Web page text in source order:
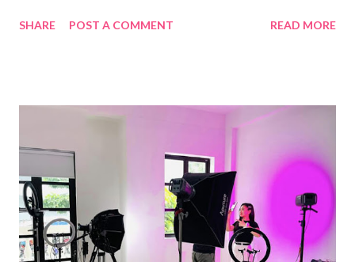
Trong bài viết dưới đây, chúng tôi sẽ giới thiệu chi tiết 12 công
mạng xã hội hoặc website theo thời gian thực. Để thực hiện
được điều này, người dùng cần đến sự hỗ trợ của những công cụ
chuyên biệt giúp xử lý hình ảnh, âm thanh, hiệu ứng và kết nối ổn
định. Những công cụ hỗ trợ livestream chuyên biệt Hiện nay,
phần mềm Livestream không chỉ phục vụ streamer hay game thủ
mà còn là trợ thủ đắc lực cho nhà bán hàng online, giáo viên,
doanh nghiệp, nhà sáng tạo nội dung. Việc lựa chọn đúng phần
SHARE POST A COMMENT READ MORE